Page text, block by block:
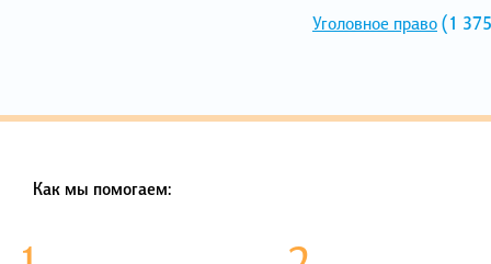
Уголовное право(1
Как мы помогаем: